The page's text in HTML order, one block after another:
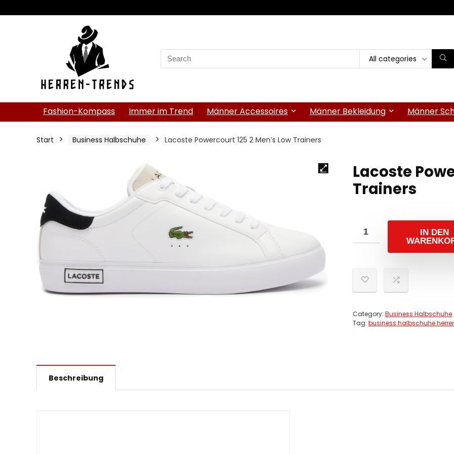
Search
for:
All categories
Fashion-Kompass Immer im Trend Männer Accessoires Männer Bekleidung Männer
Start Business Halbschuhe Lacoste Powercourt 125 2 Men’s Low Trainers
Lacoste
Trainers
IN DEN
Category: Business Halbschuhe
Tag: business halbschuhe
Beschreibung